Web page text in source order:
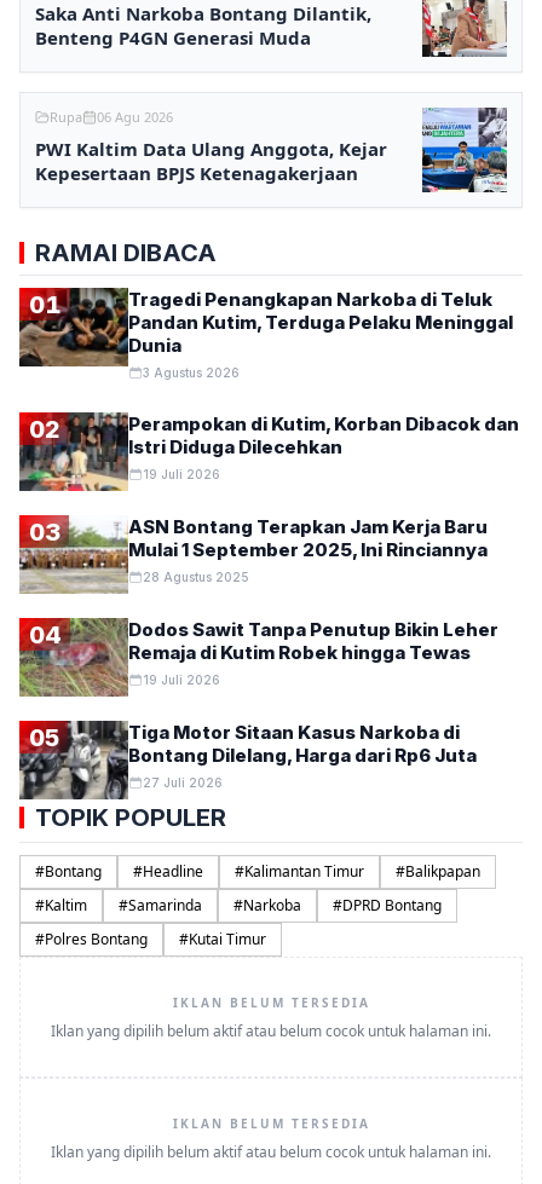
Saka Anti Narkoba Bontang Dilantik,
Benteng P4GN Generasi Muda
Rupa 06 Agu 2026
PWI Kaltim Data Ulang Anggota, Kejar
Kepesertaan BPJS Ketenagakerjaan
RAMAI DIBACA
01
Tragedi Penangkapan Narkoba di Teluk
Pandan Kutim, Terduga Pelaku Meninggal
Dunia
3 Agustus 2026
02
Perampokan di Kutim, Korban Dibacok dan
Istri Diduga Dilecehkan
19 Juli 2026
03
ASN Bontang Terapkan Jam Kerja Baru
Mulai 1 September 2025, Ini Rinciannya
28 Agustus 2025
04
Dodos Sawit Tanpa Penutup Bikin Leher
Remaja di Kutim Robek hingga Tewas
19 Juli 2026
05
Tiga Motor Sitaan Kasus Narkoba di
Bontang Dilelang, Harga dari Rp6 Juta
27 Juli 2026
TOPIK POPULER
#Bontang #Headline #Kalimantan Timur #Balikpapan
#Kaltim #Samarinda #Narkoba #DPRD Bontang
#Polres Bontang #Kutai Timur
IKLAN BELUM TERSEDIA
Iklan yang dipilih belum aktif atau belum cocok untuk halaman ini.
IKLAN BELUM TERSEDIA
Iklan yang dipilih belum aktif atau belum cocok untuk halaman ini.